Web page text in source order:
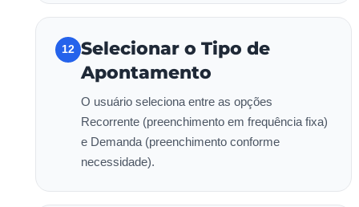
12 Selecionar o Tipo de
Apontamento
O usuário seleciona entre as opções
Recorrente (preenchimento em frequência fixa)
e Demanda (preenchimento conforme
necessidade).